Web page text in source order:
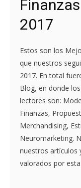
2017
Estos son los
que nuestros
2017. En total
Blog, en donde
lectores son:
Finanzas,
Merchandising,
Neuromarketing.
nuestros artículos
valorados por